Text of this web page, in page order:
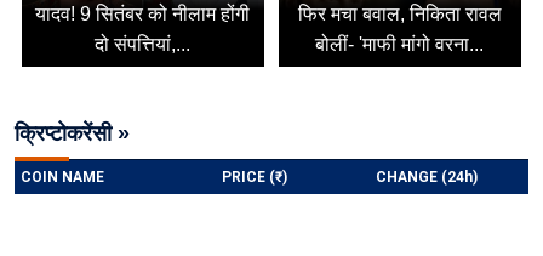
यादव! 9 सितंबर को नीलाम होंगी
दो संपत्तियां,...
फिर मचा बवाल, निकिता रावल
बोलीं- 'माफी मांगो वरना...
क्रिप्टोकरेंसी »